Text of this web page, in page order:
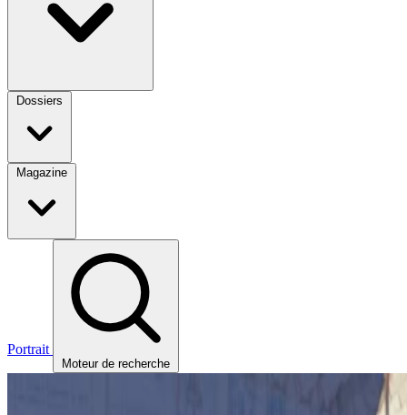
Dossiers
Magazine
Portrait
Moteur de recherche